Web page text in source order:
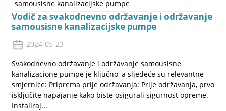
Vodič za svakodnevno održavanje i održavanje
samousisne kanalizacijske pumpe
2024-05-23
Svakodnevno održavanje i održavanje samousisne
kanalizacione pumpe je ključno, a sljedeće su relevantne
smjernice: Priprema prije održavanja: Prije održavanja, prvo
isključite napajanje kako biste osigurali sigurnost opreme.
Instaliraj...